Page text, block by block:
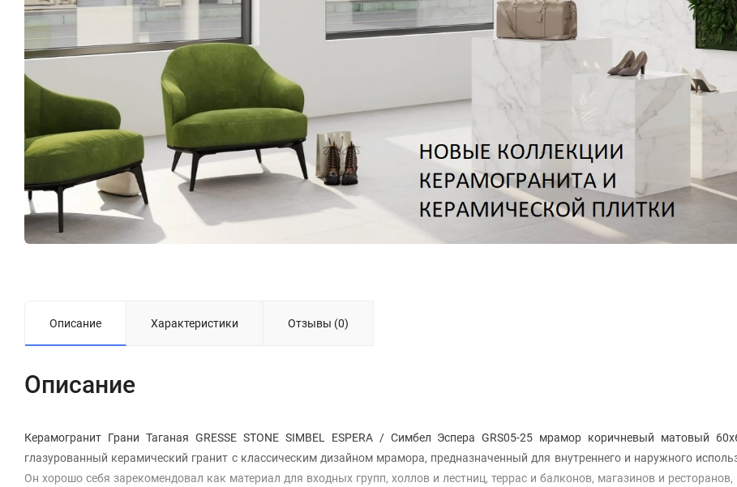
Описание Характеристики Отзывы (0)
Описание
Керамогранит Грани Таганая GRESSE STONE SIMBEL ESPERA / Симбел Эспера GRS05-25 мрамор коричневый матовый
глазурованный керамический гранит с классическим дизайном мрамора, предназначенный для внутреннего и наружного
Он хорошо себя зарекомендовал как материал для входных групп, холлов и лестниц, террас и балконов, магазинов и ресторанов,